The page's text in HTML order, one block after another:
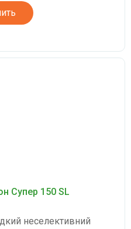
Супер 150 SL
неселективний